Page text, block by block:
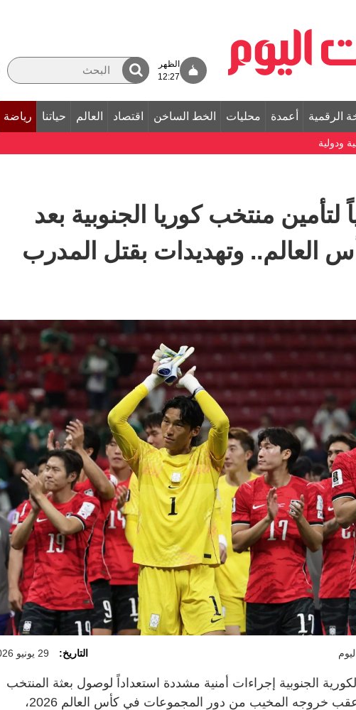
الظهر
12:27
الرقمية أعمدة محليات الخط الساخن اقتصاد العالم حياتنا رياضة
ودولية
لتأمين منتخب كوريا الجنوبية بعد
العالم.. وتهديدات بقتل المدرب
التاريخ: 29 يونيو 2026
الجنوبية إجراءات أمنية مشددة استعداداً لوصول بعثة المنتخب
الوطني إلى البلاد، عقب خروجه المخيب من دور المجموعات في كأس العالم 2026،